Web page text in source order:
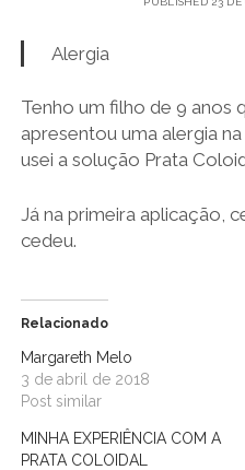
Ouro
Coloidal
Alergia
Tenho um filho de 9 anos
apresentou uma alergia
usei a solução Prata
Já na primeira aplicação,
cedeu.
Relacionado
Margareth Melo
3 de abril de 2018
Post similar
MINHA EXPERIÊNCIA COM A
PRATA COLOIDAL